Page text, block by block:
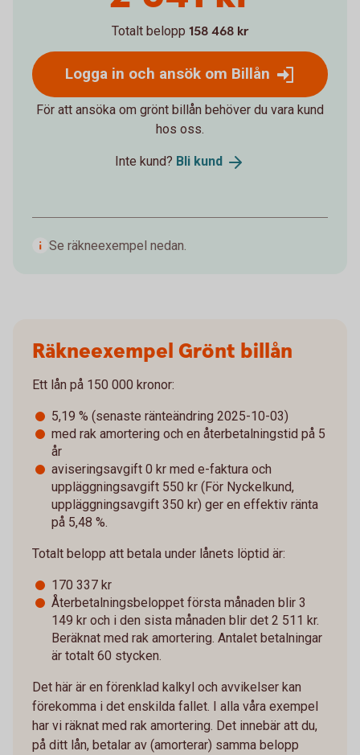
Totalt belopp 158 468 kr
Logga in och ansök om Billån
För att ansöka om grönt billån behöver du vara kund
hos oss.
Inte kund? Bli kund
Se räkneexempel nedan.
Räkneexempel Grönt billån
Ett lån på 150 000 kronor:
5,19 % (senaste ränteändring 2025-10-03)
med rak amortering och en återbetalningstid på 5
år
aviseringsavgift 0 kr med e-faktura och
uppläggningsavgift 550 kr (För Nyckelkund,
uppläggningsavgift 350 kr) ger en effektiv ränta
på 5,48 %.
Totalt belopp att betala under lånets löptid är:
170 337 kr
Återbetalningsbeloppet första månaden blir 3
149 kr och i den sista månaden blir det 2 511 kr.
Beräknat med rak amortering. Antalet betalningar
är totalt 60 stycken.
Det här är en förenklad kalkyl och avvikelser kan
förekomma i det enskilda fallet. I alla våra exempel
har vi räknat med rak amortering. Det innebär att du,
på ditt lån, betalar av (amorterar) samma belopp